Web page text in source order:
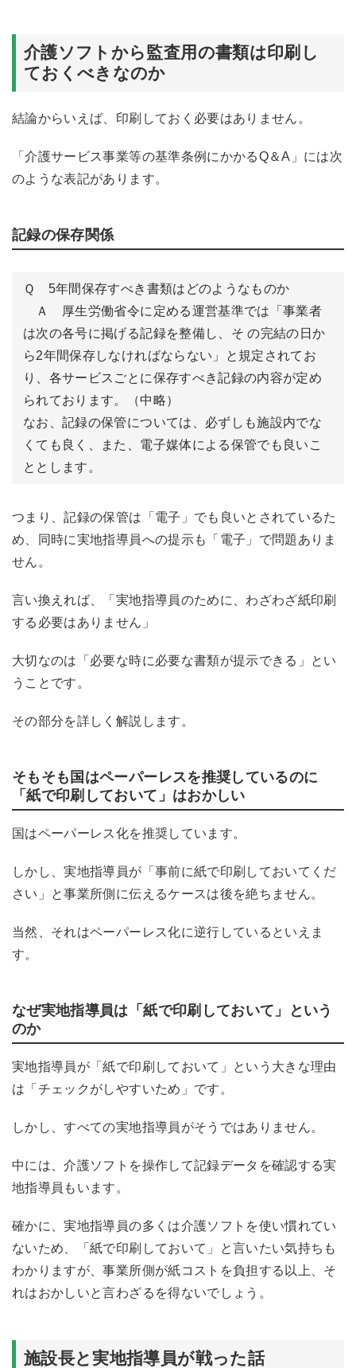
介護ソフトから監査用の書類は印刷し
ておくべきなのか
結論からいえば、印刷しておく必要はありません。
「介護サービス事業等の基準条例にかかるQ＆A」には次
のような表記があります。
記録の保存関係
Ｑ 5年間保存すべき書類はどのようなものか
Ａ 厚生労働省令に定める運営基準では「事業者
は次の各号に掲げる記録を整備し、その完結の日か
ら2年間保存しなければならない」と規定されてお
り、各サービスごと に保存すべき記録の内容が定め
られております。（中略）
なお、記録の保管については、必ずしも施設内でな
くても良く、また、電子媒体による保管でも良いこ
ととします。
つまり、記録の保管は「電子」でも良いとされているた
め、同時に実地指導員への提示も「電子」で問題ありま
せん。
言い換えれば、「実地指導員のために、わざわざ紙印刷
する必要はありません」
大切なのは「必要な時に必要な書類が提示できる」とい
うことです。
その部分を詳しく解説します。
そもそも国はペーパーレスを推奨しているのに
「紙で印刷しておいて」はおかしい
国はペーパーレス化を推奨しています。
しかし、実地指導員が「事前に紙で印刷しておいてくだ
さい」と事業所側に伝えるケースは後を絶ちません。
当然、それはペーパーレス化に逆行しているといえま
す。
なぜ実地指導員は「紙で印刷しておいて」という
のか
実地指導員が「紙で印刷しておいて」という大きな理由
は「チェックがしやすいため 」です。
しかし、すべての実地指導員がそうではありません。
中には、介護ソフトを操作して記録データを確認する実
地指導員もいます。
確かに、実地指導員の多くは介護ソフトを使い慣れてい
ないため、「紙で印刷しておいて」と言いたい気持ちも
わかりますが、事業所側が紙コストを負担する以上、そ
れはおかしいと言わざるを得ないでしょう。
施設長と実地指導員が戦った話